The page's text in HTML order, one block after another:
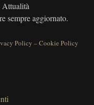
Attualità
sempre aggiornato.
Policy –Cookie Policy